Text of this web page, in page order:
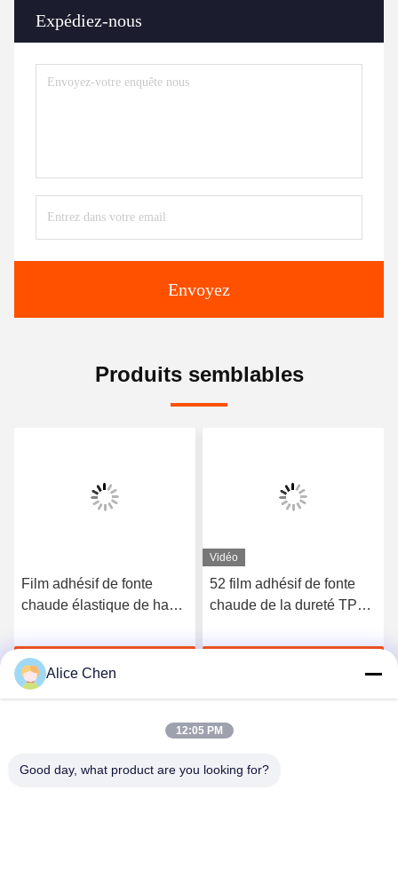
Expédiez-nous
Envoyez
Produits semblables
52 film adhésif de fonte
chaude de la dureté TPU
vêtements sans couture
Discuter Maintenant
Vidéo
Basse température EVA
Hot Melt Adhesive Film
collage
Alice Chen
12:05 PM
Good day, what product are you looking for?